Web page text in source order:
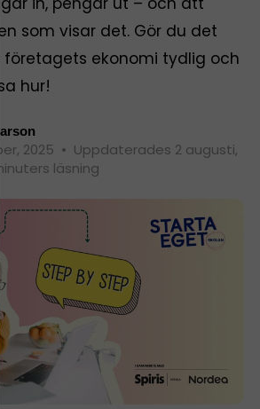
som visar det. Gör du det
företagets ekonomi tydlig och
hur!
2025 • Uppdaterades 2 augusti,
läsning